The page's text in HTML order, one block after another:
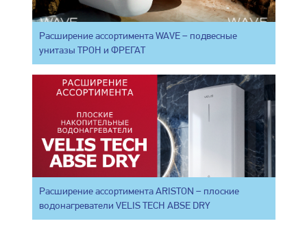
Расширение ассортимента WAVE – подвесные
унитазы ТРОН и ФРЕГАТ
Расширение ассортимента ARISTON – плоские
водонагреватели VELIS TECH ABSE DRY